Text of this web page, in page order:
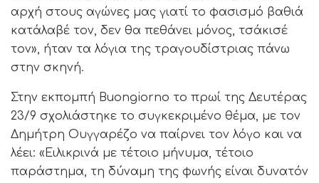
αρχή στους αγώνες μας γιατί το φασισμό βαθιά
κατάλαβέ τον, δεν θα πεθάνει μόνος, τσάκισέ
τον», ήταν τα λόγια της τραγουδίστριας πάνω
στην σκηνή.
Στην εκπομπή Buongiorno το πρωί της Δευτέρας
23/9 σχολιάστηκε το συγκεκριμένο θέμα, με τον
Δημήτρη Ουγγαρέζο να παίρνει τον λόγο και να
λέει: «Ειλικρινά με τέτοιο μήνυμα, τέτοιο
παράστημα, τη δύναμη της φωνής είναι δυνατόν